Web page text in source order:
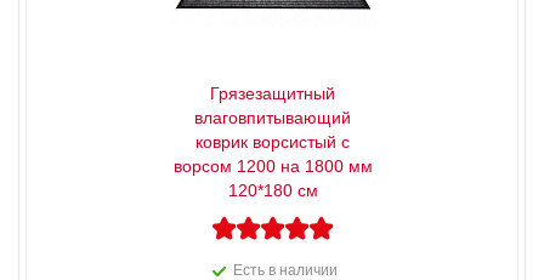
Грязезащитный
влаговпитывающий
коврик ворсистый с
ворсом 1200 на 1800 мм
120*180 см
Есть в наличии